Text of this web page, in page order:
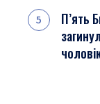
П’ять